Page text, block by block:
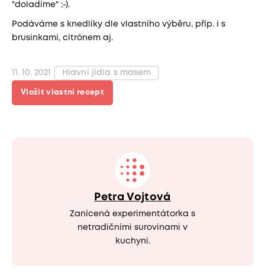
"doladíme" ;-).
Podáváme s knedlíky dle vlastního výběru, příp. i s
brusinkami, citrónem aj.
11. 10. 2021 Hlavní jídla s masem
Vložit vlastní recept
Petra Vojtová
Zanícená experimentátorka s
netradičními surovinami v
kuchyni.